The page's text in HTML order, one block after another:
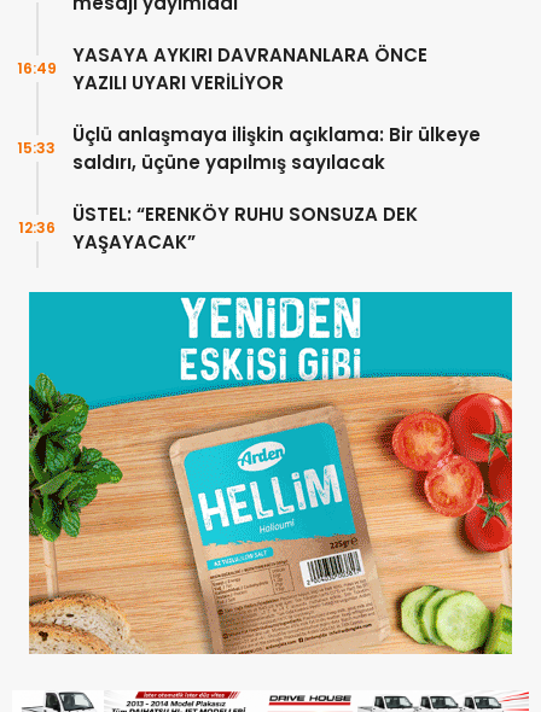
YASAYA AYKIRI DAVRANANLARA ÖNCE
YAZILI UYARI VERİLİYOR
16:49
Üçlü anlaşmaya ilişkin açıklama: Bir ülkeye
saldırı, üçüne yapılmış sayılacak
15:33
ÜSTEL: “ERENKÖY RUHU SONSUZA DEK
YAŞAYACAK”
12:36